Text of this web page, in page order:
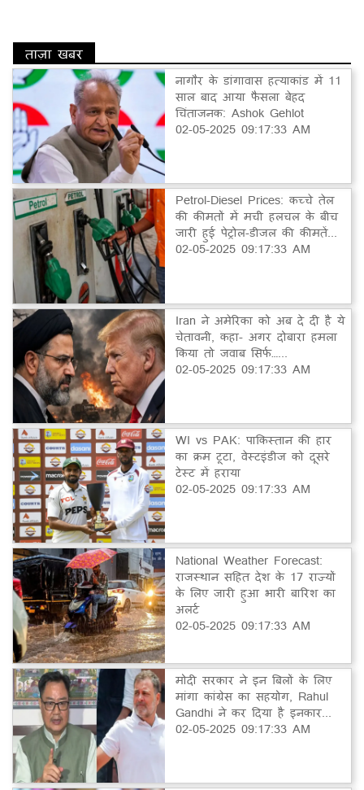
ताज़ा खबर
नागौर के डांगावास हत्याकांड में 11
साल बाद आया फैसला बेहद
चिंताजनक: Ashok Gehlot
02-05-2025 09:17:33 AM
Petrol-Diesel Prices: कच्चे तेल
की कीमतों में मची हलचल के बीच
जारी हुई पेट्रोल-डीजल की कीमतें...
02-05-2025 09:17:33 AM
Iran ने अमेरिका को अब दे दी है ये
चेतावनी, कहा- अगर दोबारा हमला
किया तो जवाब सिर्फ…...
02-05-2025 09:17:33 AM
WI vs PAK: पाकिस्तान की हार
का क्रम टूटा, वेस्टइंडीज को दूसरे
टेस्ट में हराया
02-05-2025 09:17:33 AM
National Weather Forecast:
राजस्थान सहित देश के 17 राज्यों
के लिए जारी हुआ भारी बारिश का
अलर्ट
02-05-2025 09:17:33 AM
मोदी सरकार ने इन बिलों के लिए
मांगा कांग्रेस का सहयोग, Rahul
Gandhi ने कर दिया है इनकार...
02-05-2025 09:17:33 AM